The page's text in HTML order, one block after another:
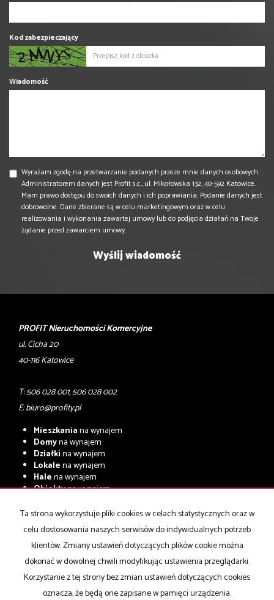
Kod zabezpieczający
Wiadomość
Wyrażam zgodę na przetwarzanie podanych przeze mnie danych osobowych.
Administratorem danych jest Profit s.c., ul. Mikołowska 132, 40-592 Katowice.
Mam prawo dostępu do swoich danych i ich poprawiania. Podanie danych jest
dobrowolne. Dane zbierane są w celu marketingowym oraz w celu
realizowania i wykonania zawartej umowy lub do podjęcia działań na Twoje
żądanie przed zawarciem umowy.
PROFIT Nieruchomości Komercyjne
ul. Cicha 20
40-116 Katowice
T: 506 028 001, 506 028 002
E:biuro@profity.pl
Mieszkaniana wynajem
Domyna wynajem
Działkina wynajem
Lokalena wynajem
Halena wynajem
Obiektyna wynajem
Mieszkaniana sprzedaż
Domyna sprzedaż
Działkina sprzedaż
Lokalena sprzedaż
Hale na sprzedaż
Obiektyna sprzedaż
Ta strona wykorzystuje pliki cookies w celach statystycznych oraz w
celu dostosowania naszych serwisów do indywidualnych potrzeb
klientów. Zmiany ustawień dotyczących plików cookie można
dokonać w dowolnej chwili modyfikując ustawienia przeglądarki.
Korzystanie z tej strony bez zmian ustawień dotyczących cookies
oznacza, że będą one zapisane w pamięci urządzenia.